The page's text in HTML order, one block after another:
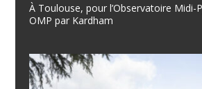
À Toulouse, pour l’Observatoire
OMP par Kardham